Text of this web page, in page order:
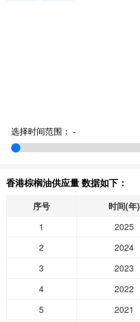
选择时间范围： -
香港棕榈油供应量 数据如下：
序号 时间(年)
1
2025
2
2024
3
2023
4
2022
5
2021